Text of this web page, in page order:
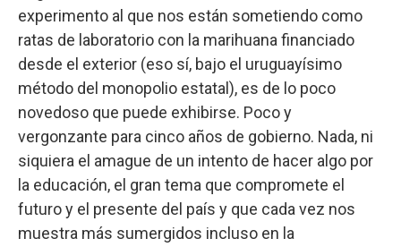
experimento al que nos están sometiendo como
ratas de laboratorio con la marihuana financiado
desde el exterior (eso sí, bajo el uruguayísimo
método del monopolio estatal), es de lo poco
novedoso que puede exhibirse. Poco y
vergonzante para cinco años de gobierno. Nada, ni
siquiera el amague de un intento de hacer algo por
la educación, el gran tema que compromete el
futuro y el presente del país y que cada vez nos
muestra más sumergidos incluso en la